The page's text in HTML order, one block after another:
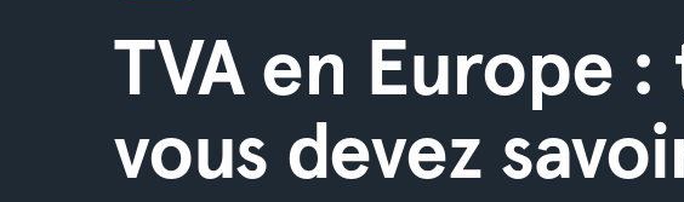
TVA en Europe
vous devez